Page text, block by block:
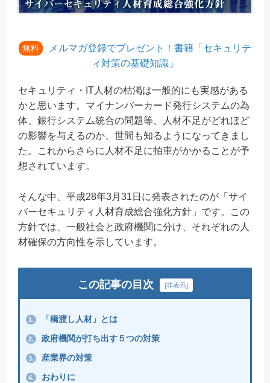
無料
メルマガ登録でプレゼント！書籍「セキュリテ
ィ対策の基礎知識」
セキュリティ・IT人材の枯渇は一般的にも実感がある
かと思います。マイナンバーカード発行システムの為
体、銀行システム統合の問題等、人材不足がどれほど
の影響を与えるのか、世間も知るようになってきまし
た。これからさらに人材不足に拍車がかかることが予
想されています。
そんな中、平成28年3月31日に発表されたのが「サイ
バーセキュリティ人材育成総合強化方針」です。この
方針では、一般社会と政府機関に分け、それぞれの人
材確保の方向性を示しています。
この記事の目次 [非表示]
1. 「橋渡し人材」とは
2. 政府機関が打ち出す５つの対策
3. 産業界の対策
4. おわりに